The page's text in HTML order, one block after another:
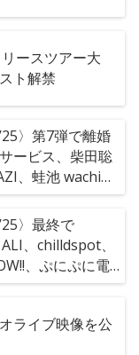
ースツアー大
ト解禁
〉第7弾で離婚
ービス、柴田聡
、蛙池 wachiら
〉最終で
、chilldspot、
、ぷにぷに電
23組
ライブ映像を公